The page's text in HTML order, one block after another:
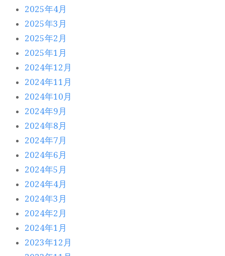
2025年4月
2025年3月
2025年2月
2025年1月
2024年12月
2024年11月
2024年10月
2024年9月
2024年8月
2024年7月
2024年6月
2024年5月
2024年4月
2024年3月
2024年2月
2024年1月
2023年12月